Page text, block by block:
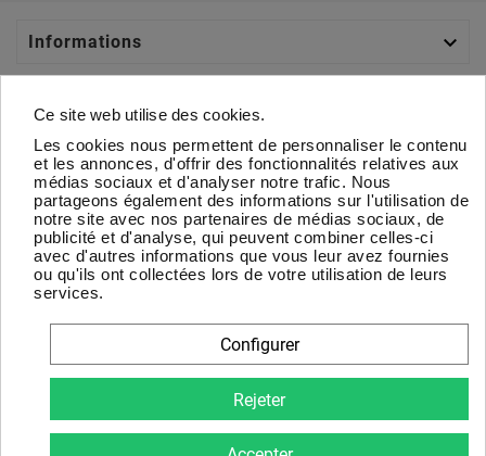
Informations 
Votre Compte 
À Propos 
Newsletter
D'accord
Vous pouvez vous désinscrire à tout moment. Vous trouverez
pour cela nos informations de contact dans les conditions
d'utilisation du site.
Ce site web utilise des cookies.
Les cookies nous permettent de personnaliser le contenu
et les annonces, d'offrir des fonctionnalités relatives aux
médias sociaux et d'analyser notre trafic. Nous
partageons également des informations sur l'utilisation de
notre site avec nos partenaires de médias sociaux, de
publicité et d'analyse, qui peuvent combiner celles-ci
avec d'autres informations que vous leur avez fournies
ou qu'ils ont collectées lors de votre utilisation de leurs
services.
Configurer
Rejeter